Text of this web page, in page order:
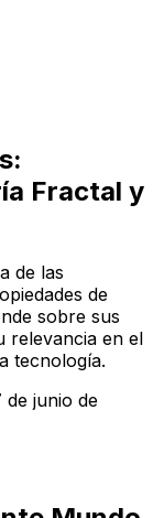
Fractal y
de las
de
sobre sus
relevancia en el
tecnología.
de junio de